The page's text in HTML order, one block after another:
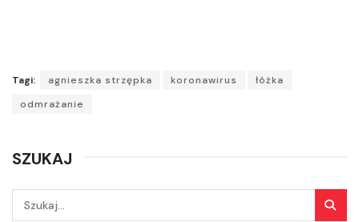
Tagi: agnieszka strzępka koronawirus
łóżka
odmrażanie
SZUKAJ